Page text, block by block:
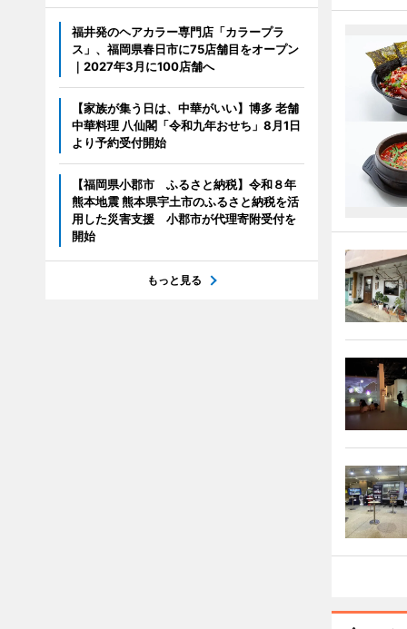
福井発のヘアカラー専門店「カラープラ
ス」、福岡県春日市に75店舗目をオープン
｜2027年3月に100店舗へ
【家族が集う日は、中華がいい】博多 老舗
中華料理 八仙閣「令和九年おせち」8月1日
より予約受付開始
【福岡県小郡市 ふるさと納税】令和８年
熊本地震 熊本県宇土市のふるさと納税を活
用した災害支援 小郡市が代理寄附受付を
開始
もっと見る